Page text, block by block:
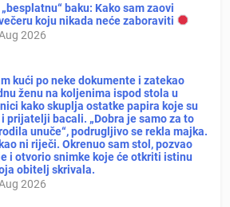
„besplatnu“ baku: Kako sam zaovi
koju nikada neće zaboraviti
2026
kući po neke dokumente i zatekao
ženu na koljenima ispod stola u
kako skuplja ostatke papira koje su
prijatelji bacali. „Dobra je samo za to
unuče“, podrugljivo se rekla majka.
ni riječi. Okrenuo sam stol, pozvao
i otvorio snimke koje će otkriti istinu
obitelj skrivala.
2026